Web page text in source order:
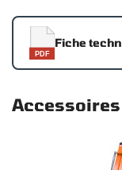
PDF
Fiche